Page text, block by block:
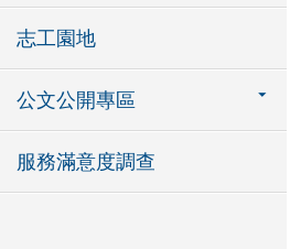
志工園地
公文公開專區
服務滿意度調查